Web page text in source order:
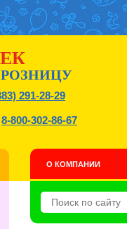
291-28-29
8-800-302-86-67
О КОМПАНИИ